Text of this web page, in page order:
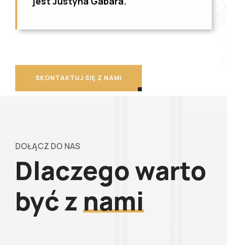
SKONTAKTUJ SIĘ Z NAMI
DOŁĄCZ DO NAS
Dlaczego warto
być znami